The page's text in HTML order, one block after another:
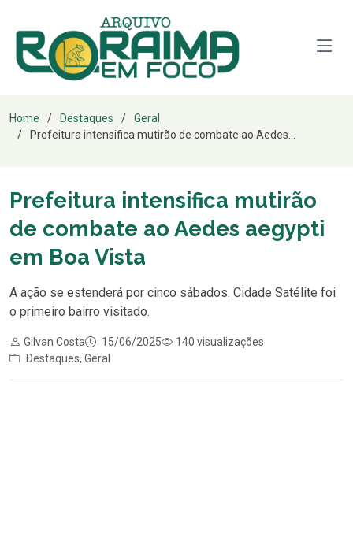
Home Destaques
Geral
Prefeitura intensifica mutirão de combate ao Aedes...
Prefeitura intensifica mutirão
de combate ao Aedes aegypti
em Boa Vista
A ação se estenderá por cinco sábados. Cidade Satélite foi
o primeiro bairro visitado.
Gilvan Costa 15/06/2025
140 visualizações
Destaques, Geral